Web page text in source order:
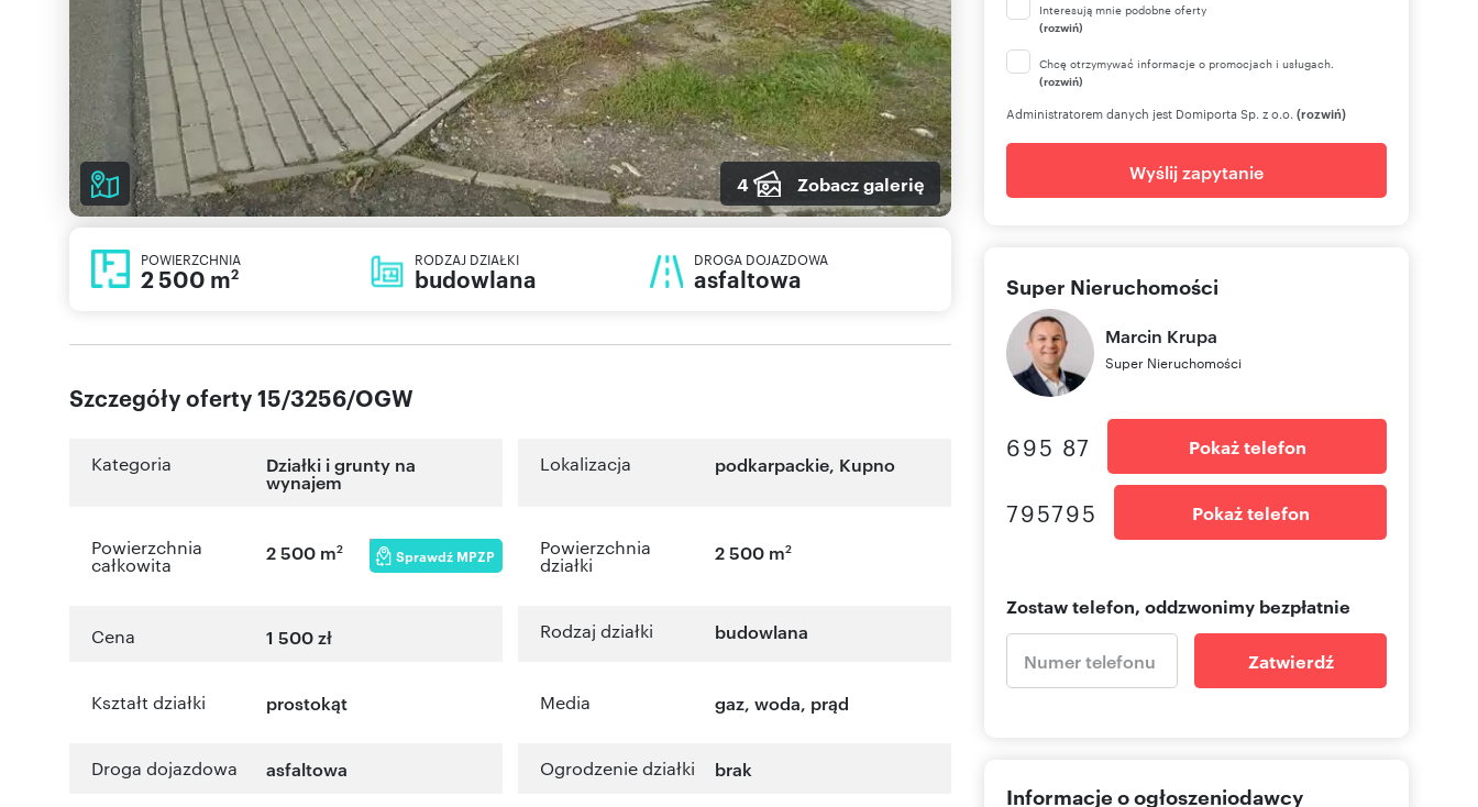
4 Zobacz galerię
POWIERZCHNIA
2 500 m2
RODZAJ DZIAŁKI
budowlana
DROGA DOJAZDOWA
asfaltowa
Szczegóły oferty 15/3256/OGW
Kategoria Działki i grunty na
wynajem
Lokalizacja podkarpackie, Kupno
Powierzchnia
całkowita
2 500 m2 Sprawdź MPZP Powierzchnia
działki
2 500 m2
Cena 1 500 zł Rodzaj działki budowlana
Kształt działki prostokąt Media gaz, woda, prąd
Droga dojazdowa asfaltowa Ogrodzenie działki brak
Interesują mnie podobne oferty
(rozwiń)
Chcę otrzymywać informacje o promocjach i usługach.
(rozwiń)
Administratorem danych jest Domiporta Sp. z o.o. (rozwiń)
Wyślij zapytanie
Super Nieruchomości
Marcin Krupa
Super Nieruchomości
695 87 Pokaż telefon
795795 Pokaż telefon
Zostaw telefon, oddzwonimy bezpłatnie
Zatwierdź
Informacje o ogłoszeniodawcy